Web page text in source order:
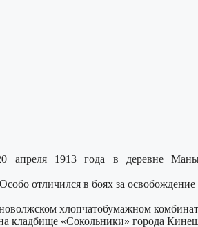
апреля 1913 года в деревне
отличился в боях за
хлопчатобумажном
кладбище «Сокольники» города